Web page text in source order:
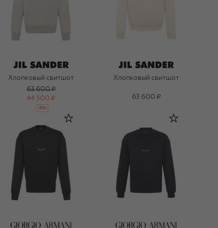
Хлопковый свитшот
63 600 ₽
44 500 ₽
-30%
Хлопковый свитшот
63 600 ₽